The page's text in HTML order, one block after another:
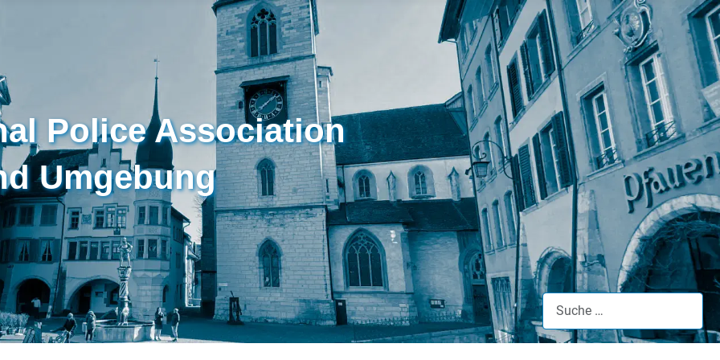
Police Association
Umgebung
Suche